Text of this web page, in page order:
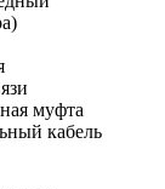
муфта
кабель